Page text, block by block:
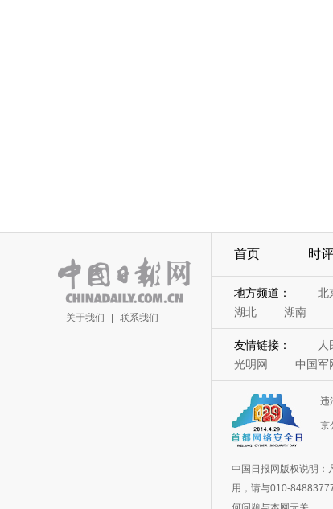
关于我们 | 联系我们
首页 时评
地方频道： 北
湖北
湖南
友情链接： 人
光明网
中国军
违
京
中国日报网版权说明：
用，请与010-